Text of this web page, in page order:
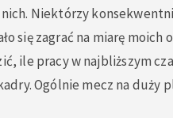
Niektórzy
się zagrać na miarę
ile pracy w najbliższym
Ogólnie mecz na duży